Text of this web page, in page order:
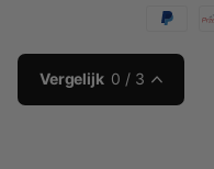
Vergelijk 0 / 3